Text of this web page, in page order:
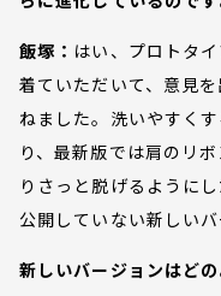
飯塚： はい、プロトタ
着ていただいて、意見
ねました。洗いやすく
り、最新版では肩のリ
りさっと脱げるように
公開していない新しいバ
新しいバージョンはど